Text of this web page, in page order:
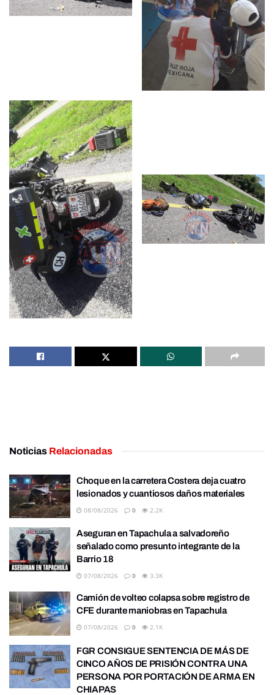
Noticias Relacionadas
Choque en la carretera Costera deja cuatro
lesionados y cuantiosos daños materiales
08/08/2026 0 2.2K
Aseguran en Tapachula a salvadoreño
señalado como presunto integrante de la
Barrio 18
07/08/2026 0 3.3K
Camión de volteo colapsa sobre registro de
CFE durante maniobras en Tapachula
07/08/2026 0 2.1K
FGR CONSIGUE SENTENCIA DE MÁS DE
CINCO AÑOS DE PRISIÓN CONTRA UNA
PERSONA POR PORTACIÓN DE ARMA EN
CHIAPAS